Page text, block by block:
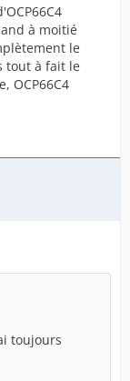
à moitié
le
tout à fait le
OCP66C4
toujours